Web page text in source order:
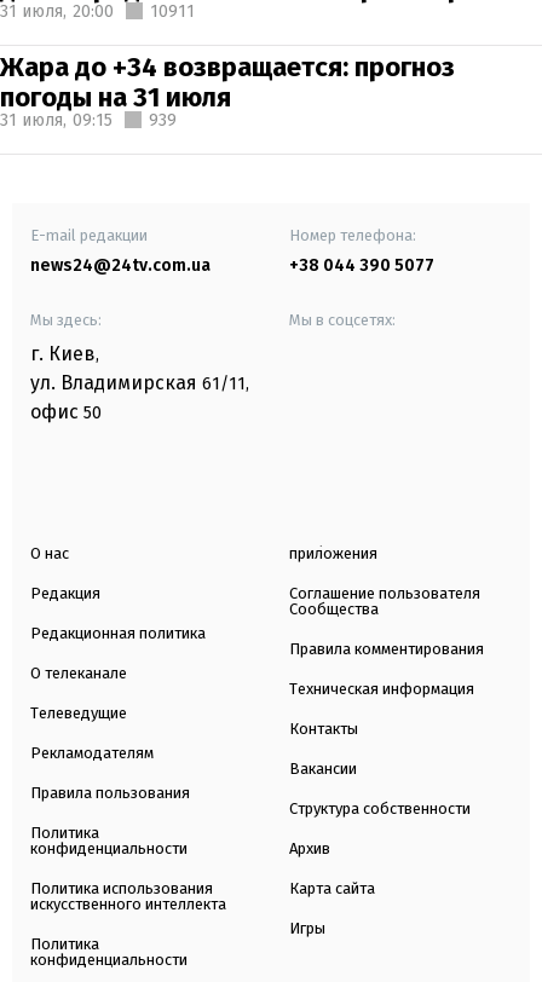
31 июля, 20:00 10911
Жара до +34 возвращается: прогноз
погоды на 31 июля
31 июля, 09:15 939
E-mail редакции
news24@24tv.com.ua
Номер телефона:
+38 044 390 5077
Мы здесь:
г. Киев,
ул. Владимирская 61/11,
офис 50
Мы в соцсетях:
О нас
Редакция
Редакционная политика
О телеканале
Телеведущие
Рекламодателям
Правила пользования
Политика
конфиденциальности
Политика использования
искусственного интеллекта
Политика
конфиденциальности
приложения
Соглашение пользователя
Сообщества
Правила комментирования
Техническая информация
Контакты
Вакансии
Структура собственности
Архив
Карта сайта
Игры